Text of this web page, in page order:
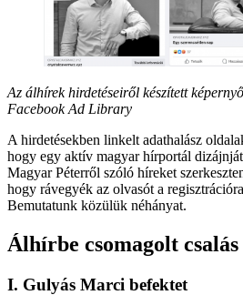
Az álhírek hirdetéseiről készített
Facebook Ad Library
A hirdetésekben linkelt adathalász
hogy egy aktív magyar hírportál
Magyar Péterről szóló híreket
hogy rávegyék az olvasót a
Bemutatunk közülük néhányat.
Álhírbe csomagolt csalás
I. Gulyás Marci befektet